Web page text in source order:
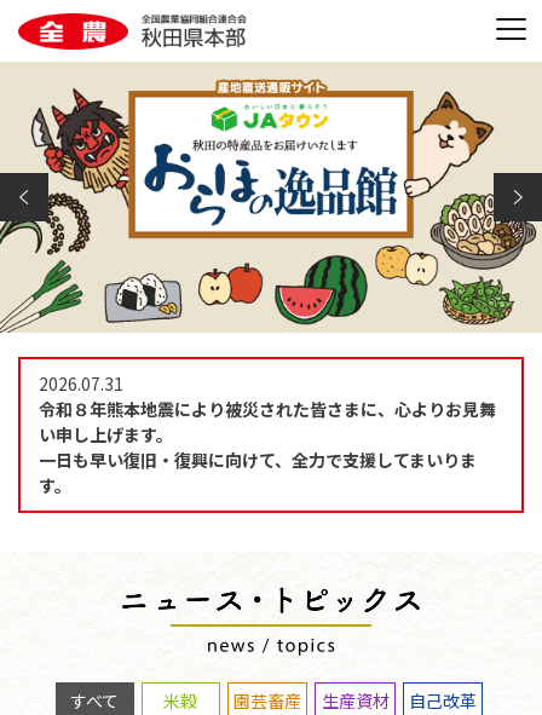
2026.07.31
令和８年熊本地震により被災された皆さまに、心よりお見舞
い申し上げます。
一日も早い復旧・復興に向けて、全力で支援してまいりま
す。
すべて 米穀 園芸畜産 生産資材 自己改革